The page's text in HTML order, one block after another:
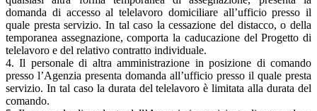
domanda di accesso al telelavoro domiciliare all’ufficio presso il
quale presta servizio. In tal caso la cessazione del distacco, o della
temporanea assegnazione, comporta la caducazione del Progetto di
telelavoro e del relativo contratto individuale.
4. Il personale di altra amministrazione in posizione di comando
presso l’Agenzia presenta domanda all’ufficio presso il quale presta
servizio. In tal caso la durata del telelavoro è limitata alla durata del
comando.